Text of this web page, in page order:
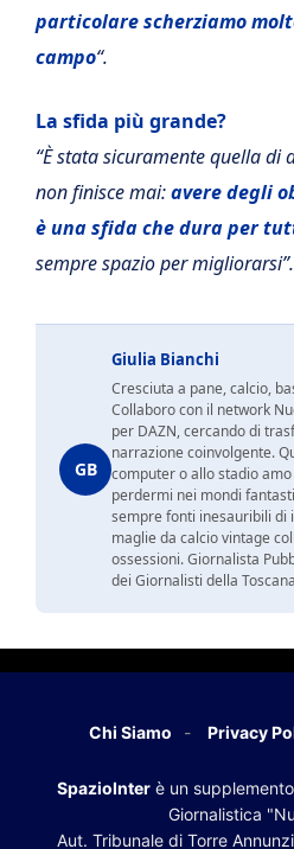
particolare scherziamo
campo“.
La sfida più grande?
“È stata sicuramente quella di
non finisce mai:avere degli
è una sfida che dura per
sempre spazio per migliorarsi”.
GB
Giulia Bianchi
Cresciuta a pane, calcio,
Collaboro con il network
per DAZN, cercando di
narrazione coinvolgente.
computer o allo stadio
perdermi nei mondi
sempre fonti inesauribili di
maglie da calcio vintage
ossessioni. Giornalista
dei Giornalisti della
Chi Siamo Privacy
SpazioInter è un
Giornalistica
Aut. Tribunale di Torre